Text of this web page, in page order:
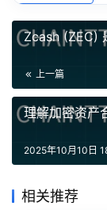
Zcash (ZEC)
上一篇
理解加密资产
2025年10月10日
相关推荐